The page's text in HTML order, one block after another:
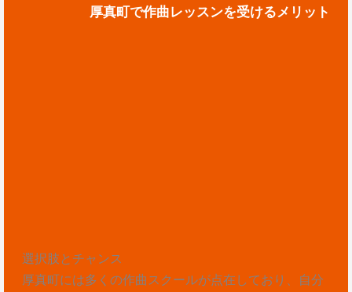
厚真町で作曲レッスンを受けるメリット
選択肢とチャンス
厚真町には多くの作曲スクールが点在しており、自分